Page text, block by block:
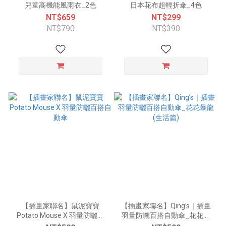
兒童高機能風雨衣_2色
NT$659
NT$790
日本花布超輕折傘_4色
NT$299
NT$390
【插畫家聯名】鼠泥寶寶
Potato Mouse X 羽量防曬百
【插畫家聯名】Qing’s｜插畫
羽量防曬百搭自動傘_花花暴